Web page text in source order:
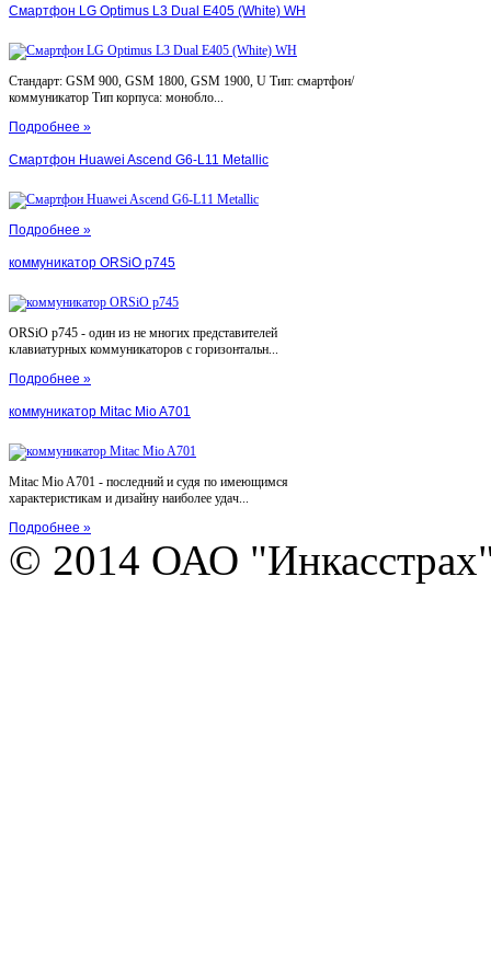
Смартфон LG Optimus L3 Dual E405 (White) WH
Стандарт: GSM 900, GSM 1800, GSM 1900, U Тип: смартфон/
коммуникатор Тип корпуса: монобло...
Подробнее »
Смартфон Huawei Ascend G6-L11 Metallic
Подробнее »
коммуникатор ORSiO p745
ORSiO p745 - один из не многих представителей
клавиатурных коммуникаторов с горизонтальн...
Подробнее »
коммуникатор Mitac Mio A701
Mitac Mio A701 - последний и судя по имеющимся
характеристикам и дизайну наиболее удач...
Подробнее »
© 2014 ОАО